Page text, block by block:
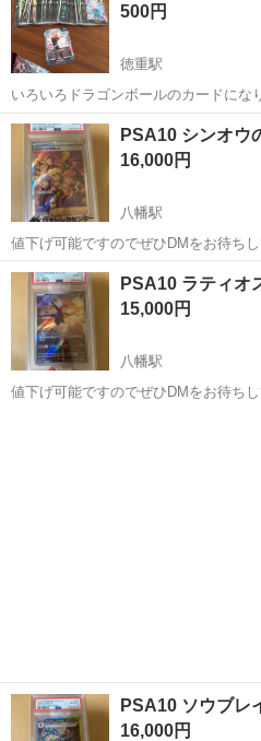
寮・社宅を完備 無資...
500円
徳重駅
いろいろドラゴンボールのカードにな
のかよくわからないです！
愛知 名古屋市 カ
PSA10 シンオウ
16,000円
八幡駅
値下げ可能ですのでぜひDMをお待ちし
愛知 豊川市
PSA10 ラティオ
15,000円
八幡駅
値下げ可能ですのでぜひDMをお待ちし
PSA10 ソウブレ
16,000円